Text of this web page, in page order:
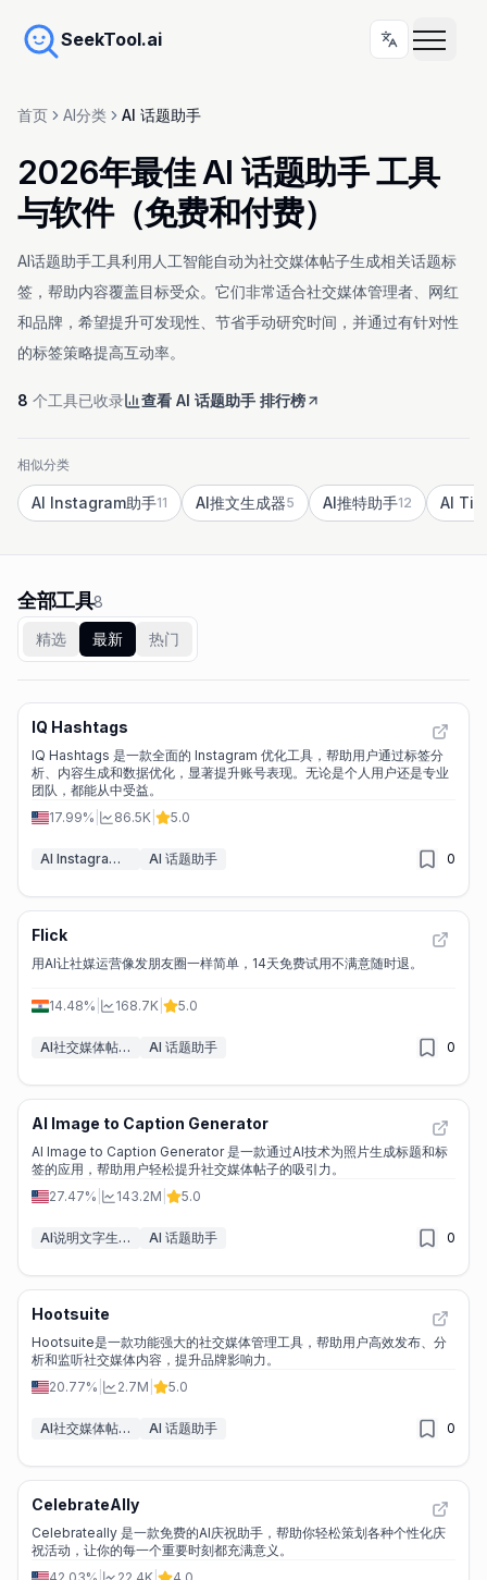
SeekTool.ai
首页 AI分类 AI 话题助手
2026年最佳 AI 话题助手 工具
与软件（免费和付费）
AI话题助手工具利用人工智能自动为社交媒体帖子生成相关话题标
签，帮助内容覆盖目标受众。它们非常适合社交媒体管理者、网红
和品牌，希望提升可发现性、节省手动研究时间，并通过有针对性
的标签策略提高互动率。
8 个工具已收录 查看 AI 话题助手 排行榜
相似分类
AI Instagram助手11 AI推文生成器5 AI推特助手12 AI
全部工具8
精选
最新 热门
IQ Hashtags
IQ Hashtags 是一款全面的 Instagram 优化工具，帮助用户通过标签分
析、内容生成和数据优化，显著提升账号表现。无论是个人用户还是专业
团队，都能从中受益。
17.99%
86.5K 5.0
AI Instagram助手 AI 话题助手 0
Flick
用AI让社媒运营像发朋友圈一样简单，14天免费试用不满意随时退。
14.48% 168.7K 5.0
AI社交媒体帖子生成器 AI 话题助手 0
AI Image to Caption Generator
AI Image to Caption Generator 是一款通过AI技术为照片生成标题和标
签的应用，帮助用户轻松提升社交媒体帖子的吸引力。
27.47%
143.2M 5.0
AI说明文字生成器 AI 话题助手 0
Hootsuite
Hootsuite是一款功能强大的社交媒体管理工具，帮助用户高效发布、分
析和监听社交媒体内容，提升品牌影响力。
20.77%
2.7M 5.0
AI社交媒体帖子生成器 AI 话题助手 0
CelebrateAlly
Celebrateally 是一款免费的AI庆祝助手，帮助你轻松策划各种个性化庆
祝活动，让你的每一个重要时刻都充满意义。